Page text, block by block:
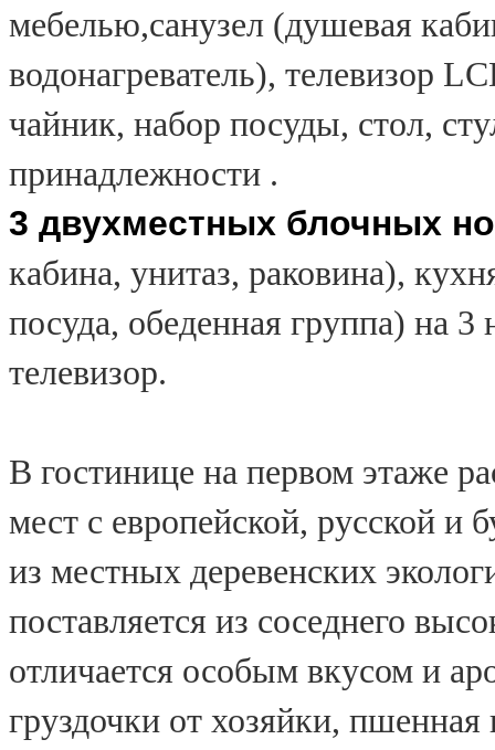
мебелью,санузел (душевая
водонагреватель), телевизор
чайник, набор посуды, стол,
принадлежности .
3 двухместных блочных
кабина, унитаз, раковина),
посуда, обеденная группа) на
телевизор.
В гостинице на первом этаже
мест с европейской, русской и
из местных деревенских
поставляется из соседнего
отличается особым вкусом и
груздочки от хозяйки,